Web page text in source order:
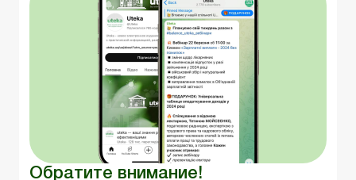
Обратите внимание!